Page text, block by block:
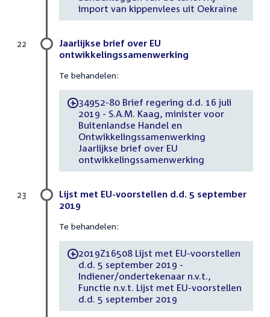
import van kippenvlees uit Oekraïne
Jaarlijkse brief over EU
ontwikkelingssamenwerking
Te behandelen:
-34952-80 Brief regering d.d. 16 juli
2019 - S.A.M. Kaag, minister voor
Buitenlandse Handel en
Ontwikkelingssamenwerking
Jaarlijkse brief over EU
ontwikkelingssamenwerking
22
Lijst met EU-voorstellen d.d. 5 september
2019
Te behandelen:
-2019Z16508 Lijst met EU-voorstellen
d.d. 5 september 2019 -
Indiener/ondertekenaar n.v.t.,
Functie n.v.t. Lijst met EU-voorstellen
d.d. 5 september 2019
23